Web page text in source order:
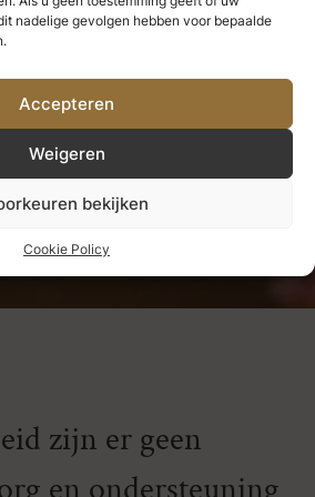
nadelige gevolgen hebben voor bepaalde
Accepteren
Weigeren
bekijken
Cookie Policy
Alles wat we
wordt een deel
van ons.
Helen Keller
zijn er geen